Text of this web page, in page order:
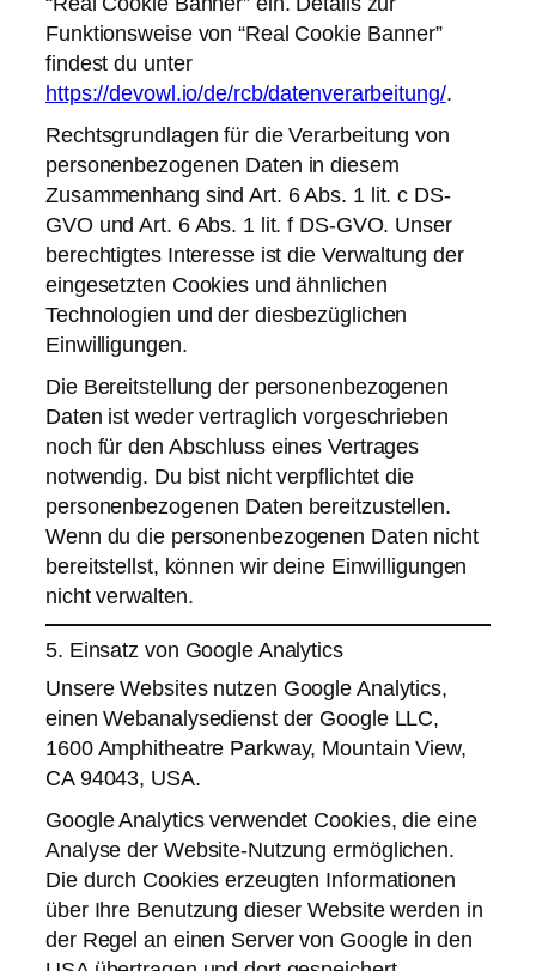
Funktionsweise von “Real Cookie Banner”
findest du unter
https://devowl.io/de/rcb/datenverarbeitung/.
Rechtsgrundlagen für die Verarbeitung von
personenbezogenen Daten in diesem
Zusammenhang sind Art. 6 Abs. 1 lit. c DS-
GVO und Art. 6 Abs. 1 lit. f DS-GVO. Unser
berechtigtes Interesse ist die Verwaltung der
eingesetzten Cookies und ähnlichen
Technologien und der diesbezüglichen
Einwilligungen.
Die Bereitstellung der personenbezogenen
Daten ist weder vertraglich vorgeschrieben
noch für den Abschluss eines Vertrages
notwendig. Du bist nicht verpflichtet die
personenbezogenen Daten bereitzustellen.
Wenn du die personenbezogenen Daten nicht
bereitstellst, können wir deine Einwilligungen
nicht verwalten.
5. Einsatz von Google Analytics
Unsere Websites nutzen Google Analytics,
einen Webanalysedienst der Google LLC,
1600 Amphitheatre Parkway, Mountain View,
CA 94043, USA.
Google Analytics verwendet Cookies, die eine
Analyse der Website-Nutzung ermöglichen.
Die durch Cookies erzeugten Informationen
über Ihre Benutzung dieser Website werden in
der Regel an einen Server von Google in den